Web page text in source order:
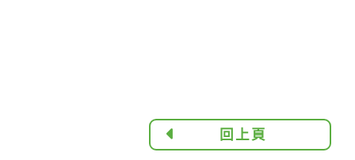
回上頁